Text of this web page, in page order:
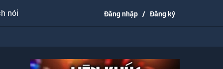
nói Đăng nhập / Đăng ký